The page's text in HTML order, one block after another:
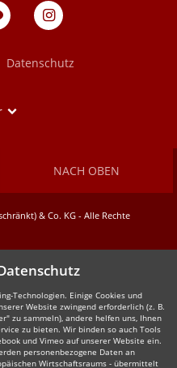
Blog
eventpeppers
Datenschutz
NACH OBEN
& Co. KG - Alle Rechte
Technologien. Einige Cookies und
Website zwingend erforderlich (z. B.
zu sammeln), andere helfen uns, Ihnen
zu bieten. Wir binden so auch Tools
und Vimeo auf unserer Website ein.
personenbezogene Daten an
Wirtschaftsraums - übermittelt